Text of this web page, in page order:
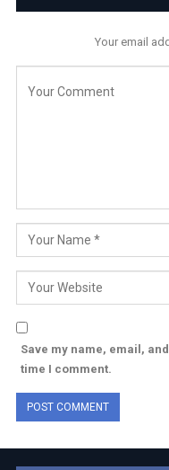
Your email
Save my name, email,
time I comment.